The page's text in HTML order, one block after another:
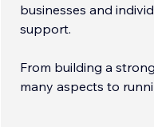
businesses and
support.
From building a
many aspects to